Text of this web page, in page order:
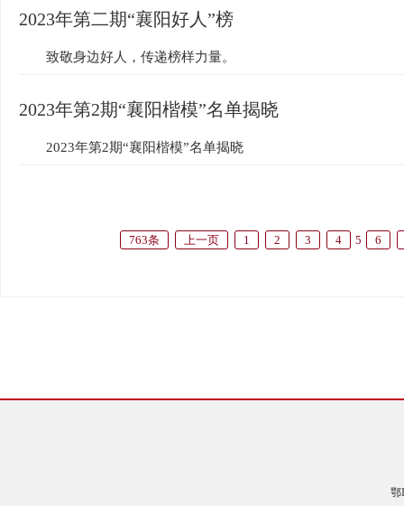
2023年第二期“襄阳好人”榜
致敬身边好人，传递榜样力量。
2023年第2期“襄阳楷模”名单揭晓
2023年第2期“襄阳楷模”名单揭晓
763条 上一页 1 2 3 4 5 6
鄂